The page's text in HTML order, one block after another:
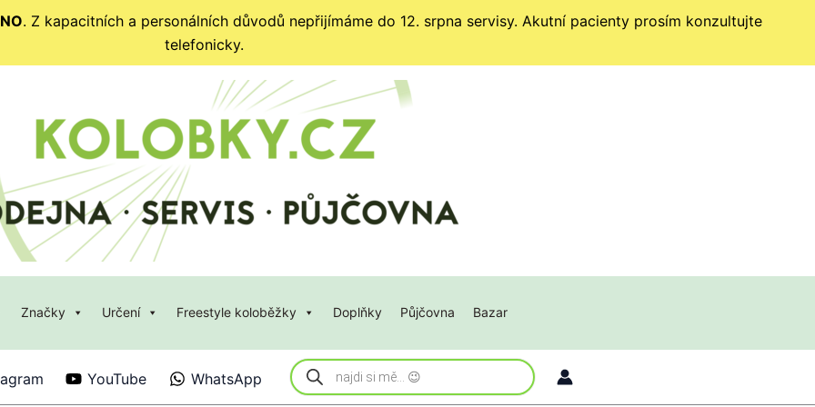
. Z kapacitních a personálních důvodů nepřijímáme do 12. srpna servisy. Akutní pacienty prosím konzultujte
telefonicky.
Značky Určení Freestyle koloběžky Doplňky Půjčovna Bazar
YouTube WhatsApp
Products
search